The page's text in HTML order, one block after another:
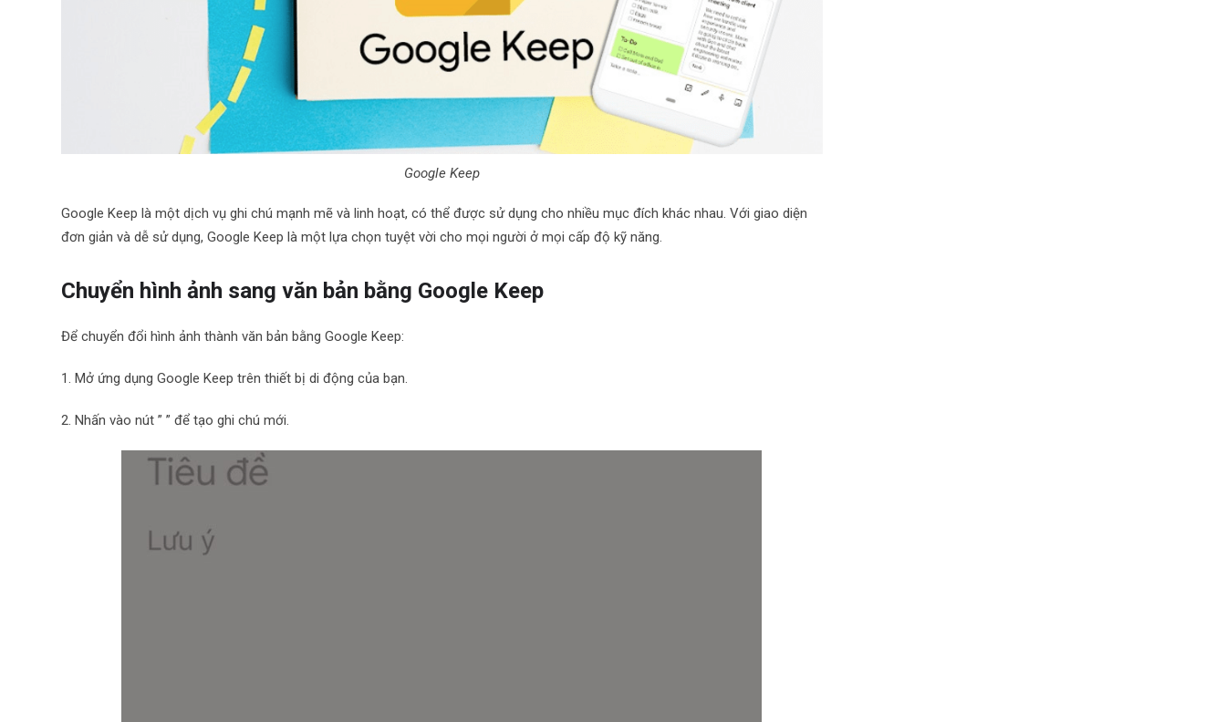
Google Keep
Google Keep là một dịch vụ ghi chú mạnh mẽ và linh hoạt, có thể được sử dụng cho nhiều mục đích khác nhau. Với giao diện
đơn giản và dễ sử dụng, Google Keep là một lựa chọn tuyệt vời cho mọi người ở mọi cấp độ kỹ năng.
Chuyển hình ảnh sang văn bản bằng Google Keep
Để chuyển đổi hình ảnh thành văn bản bằng Google Keep:
1. Mở ứng dụng Google Keep trên thiết bị di động của bạn.
2. Nhấn vào nút ” ” để tạo ghi chú mới.